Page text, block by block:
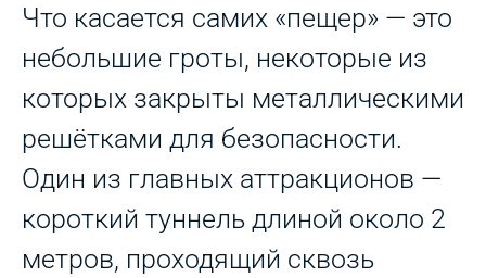
Что касается самих «пещер» — это
небольшие гроты, некоторые из
которых закрыты металлическими
решётками для безопасности.
Один из главных аттракционов —
короткий туннель длиной около 2
метров, проходящий сквозь